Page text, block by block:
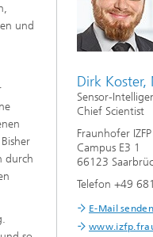
und
durch
Dirk Koster,
Sensor-
Chief Scientist
Fraunhofer IZFP
Campus E3 1
66123
Telefon +49
E-Mail senden